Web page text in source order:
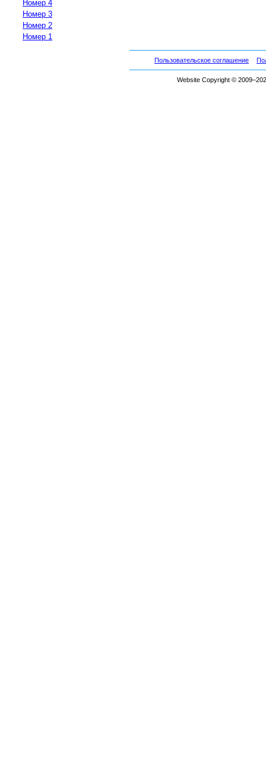
Номер 4
Номер 3
Номер 2
Номер 1
Пользовательское соглашение
Website Copyright ©